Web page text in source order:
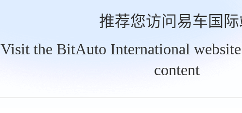
推荐您访问易车国
Visit the BitAuto International
content